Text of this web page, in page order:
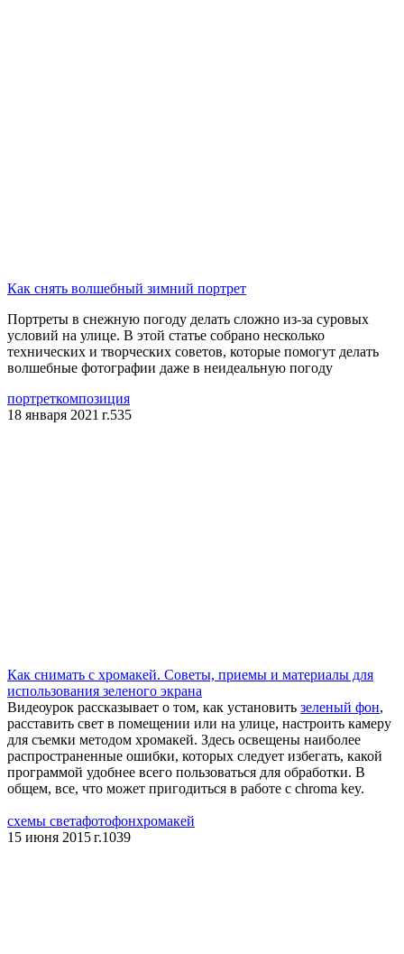
Как снять волшебный зимний портрет
Портреты в снежную погоду делать сложно из-за суровых
условий на улице. В этой статье собрано несколько
технических и творческих советов, которые помогут делать
волшебные фотографии даже в неидеальную погоду
портреткомпозиция
18 января 2021 г.535
Как снимать с хромакей. Советы, приемы и материалы для
использования зеленого экрана
Видеоурок рассказывает о том, как установить зеленый фон,
расставить свет в помещении или на улице, настроить камеру
для съемки методом хромакей. Здесь освещены наиболее
распространенные ошибки, которых следует избегать, какой
программой удобнее всего пользоваться для обработки. В
общем, все, что может пригодиться в работе с chroma key.
схемы светафотофонхромакей
15 июня 2015 г.1039